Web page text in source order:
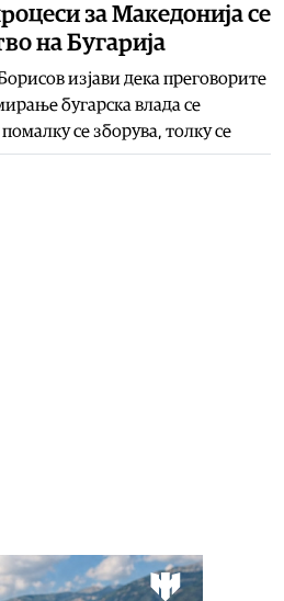
за Македонија се
на Бугарија
изјави дека преговорите
бугарска влада се
се зборува, толку се